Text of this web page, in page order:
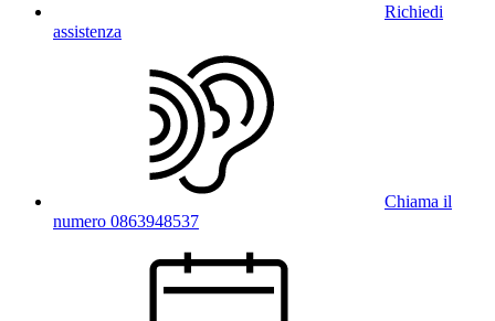
Richiedi
assistenza
Chiama il
numero 0863948537